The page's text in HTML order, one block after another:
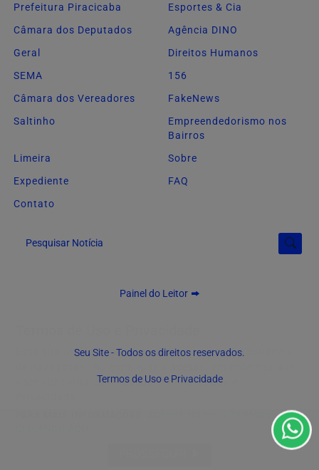
Prefeitura Piracicaba
Esportes & Cia
Câmara dos Deputados
Agência DINO
Geral
Direitos Humanos
SEMA
156
Câmara dos Vereadores
FakeNews
Saltinho
Empreendedorismo nos
Bairros
Limeira
Sobre
Expediente
FAQ
Contato
Pesquisar Notícia
Painel do Leitor
Seu Site - Todos os direitos reservados.
Termos de Uso e Privacidade
Esse site utiliza cookies para melhorar sua experiência
você concorda com nossos Termos de Uso e